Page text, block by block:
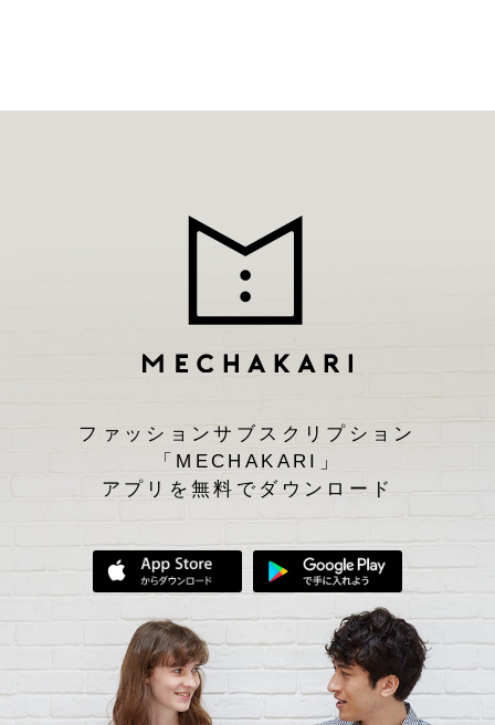
ファッションサブスクリプション
「MECHAKARI」
アプリを無料でダウンロード
App Storeからダウンロード